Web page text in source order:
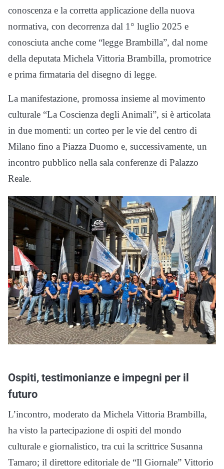
conoscenza e la corretta applicazione della nuova
normativa, con decorrenza dal 1° luglio 2025 e
conosciuta anche come “legge Brambilla”, dal nome
della deputata Michela Vittoria Brambilla, promotrice
e prima firmataria del disegno di legge.
La manifestazione, promossa insieme al movimento
culturale “La Coscienza degli Animali”, si è articolata
in due momenti: un corteo per le vie del centro di
Milano fino a Piazza Duomo e, successivamente, un
incontro pubblico nella sala conferenze di Palazzo
Reale.
Ospiti, testimonianze e impegni per il
futuro
L’incontro, moderato da Michela Vittoria Brambilla,
ha visto la partecipazione di ospiti del mondo
culturale e giornalistico, tra cui la scrittrice Susanna
Tamaro; il direttore editoriale de “Il Giornale” Vittorio